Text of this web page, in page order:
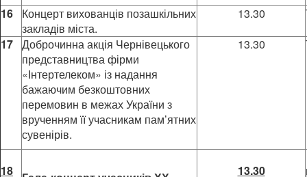
16
Концерт вихованців позашкільних
закладів міста.
13.30
17 Доброчинна акція Чернівецького
представництва фірми
«Інтертелеком» із надання
бажаючим безкоштовних
перемовин в межах України з
врученням її учасникам пам’ятних
сувенірів.
13.30
18 13.30